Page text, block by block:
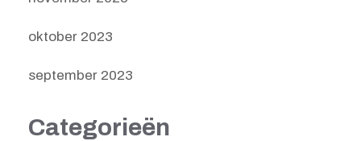
oktober 2023
september 2023
Categorieën